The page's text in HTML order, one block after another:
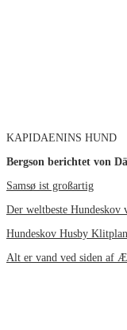
KAPIDAENINS HUND
Bergson berichtet von
Samsø ist großartig
Der weltbeste Hundeskov
Hundeskov Husby
Alt er vand ved siden af